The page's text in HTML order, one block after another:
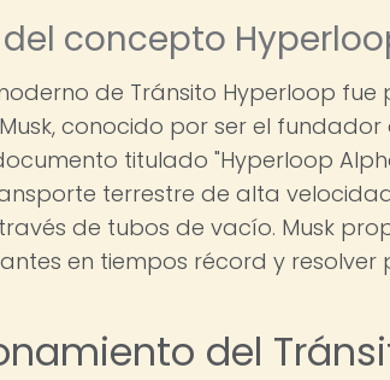
del concepto
de Tránsito Hyperloop
Musk, conocido por ser el
titulado "Hyperloop
terrestre de alta
de tubos de vacío. Musk
en tiempos récord y
del